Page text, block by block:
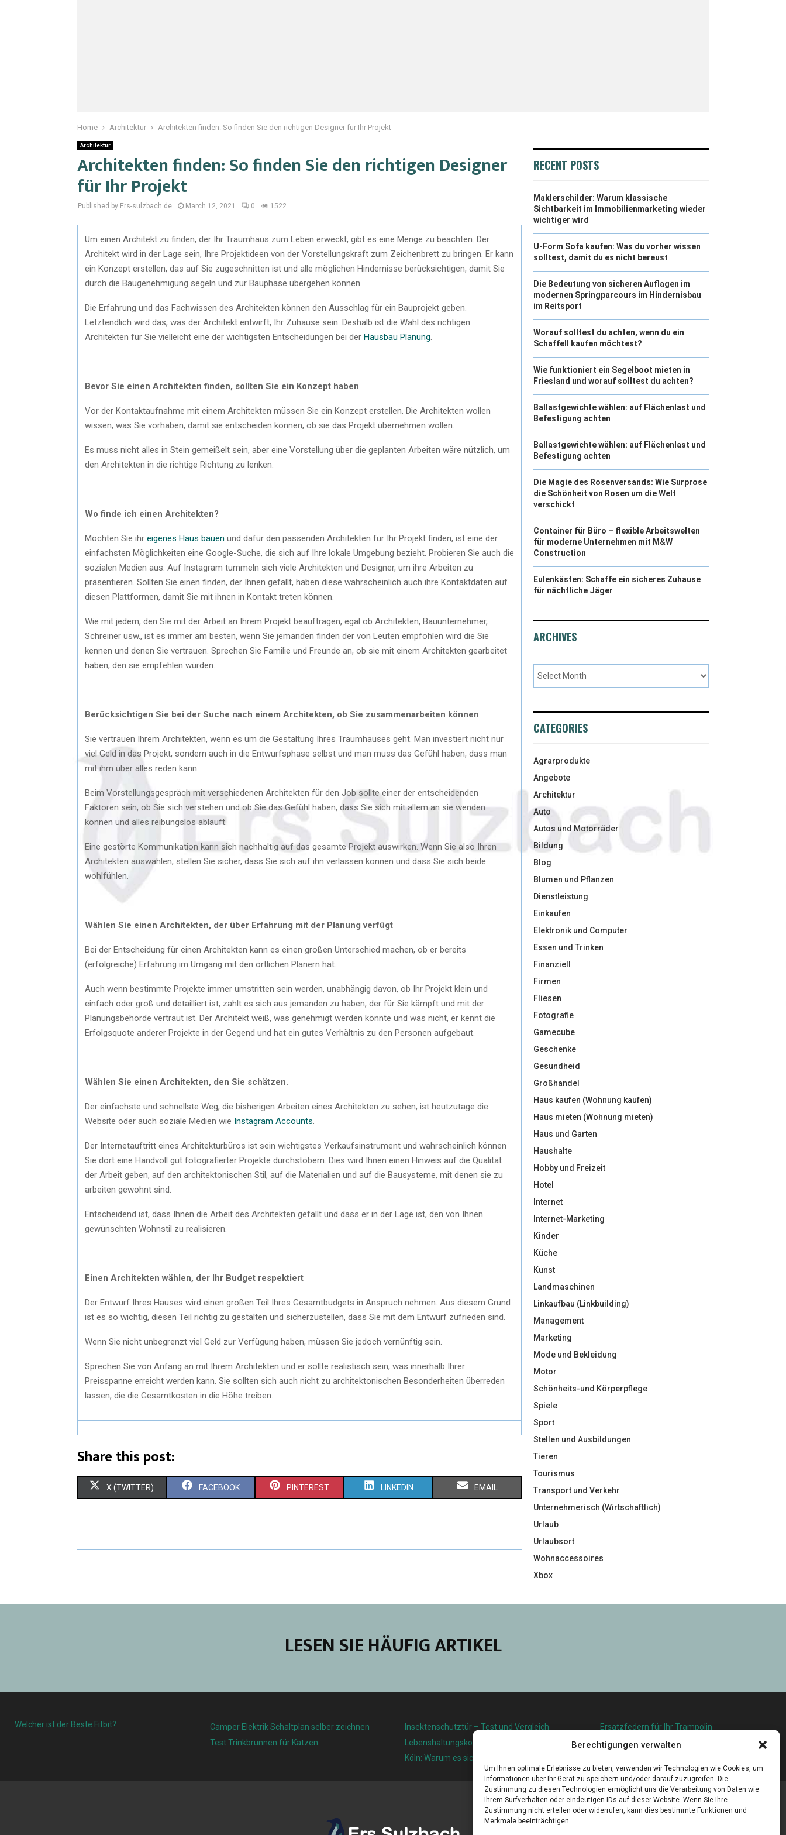
Berechtigungen verwalten
Um Ihnen optimale Erlebnisse zu bieten, verwenden wir Technologien wie Cookies, um
Informationen über Ihr Gerät zu speichern und/oder darauf zuzugreifen. Die
Zustimmung zu diesen Technologien ermöglicht uns die Verarbeitung von Daten wie
Ihrem Surfverhalten oder eindeutigen IDs auf dieser Website. Wenn Sie Ihre
Zustimmung nicht erteilen oder widerrufen, kann dies bestimmte Funktionen und
Merkmale beeinträchtigen.
Home Architektur Architekten finden: So finden Sie den richtigen Designer für Ihr Projekt
Architektur
Architekten finden: So finden Sie den richtigen Designer
für Ihr Projekt
Published by Ers-sulzbach.de March 12, 2021 0 1522
Um einen Architekt zu finden, der Ihr Traumhaus zum Leben erweckt, gibt es eine Menge zu beachten. Der
Architekt wird in der Lage sein, Ihre Projektideen von der Vorstellungskraft zum Zeichenbrett zu bringen. Er kann
ein Konzept erstellen, das auf Sie zugeschnitten ist und alle möglichen Hindernisse berücksichtigen, damit Sie
durch die Baugenehmigung segeln und zur Bauphase übergehen können.
Die Erfahrung und das Fachwissen des Architekten können den Ausschlag für ein Bauprojekt geben.
Letztendlich wird das, was der Architekt entwirft, Ihr Zuhause sein. Deshalb ist die Wahl des richtigen
Architekten für Sie vielleicht eine der wichtigsten Entscheidungen bei der Hausbau Planung
Bevor Sie einen Architekten finden, sollten Sie ein Konzept haben
Vor der Kontaktaufnahme mit einem Architekten müssen Sie ein Konzept erstellen. Die Architekten wollen
wissen, was Sie vorhaben, damit sie entscheiden können, ob sie das Projekt übernehmen wollen.
Es muss nicht alles in Stein gemeißelt sein, aber eine Vorstellung über die geplanten Arbeiten wäre nützlich, um
den Architekten in die richtige Richtung zu lenken:
Wo finde ich einen Architekten?
Möchten Sie ihr eigenes Haus bauen und dafür den passenden Architekten für Ihr Projekt finden, ist eine der
einfachsten Möglichkeiten eine Google-Suche, die sich auf Ihre lokale Umgebung bezieht. Probieren Sie auch die
sozialen Medien aus. Auf Instagram tummeln sich viele Architekten und Designer, um ihre Arbeiten zu
präsentieren. Sollten Sie einen finden, der Ihnen gefällt, haben diese wahrscheinlich auch ihre Kontaktdaten auf
diesen Plattformen, damit Sie mit ihnen in Kontakt treten können.
Wie mit jedem, den Sie mit der Arbeit an Ihrem Projekt beauftragen, egal ob Architekten, Bauunternehmer,
Schreiner usw., ist es immer am besten, wenn Sie jemanden finden der von Leuten empfohlen wird die Sie
kennen und denen Sie vertrauen. Sprechen Sie Familie und Freunde an, ob sie mit einem Architekten gearbeitet
haben, den sie empfehlen würden.
Berücksichtigen Sie bei der Suche nach einem Architekten, ob Sie zusammenarbeiten können
Sie vertrauen Ihrem Architekten, wenn es um die Gestaltung Ihres Traumhauses geht. Man investiert nicht nur
viel Geld in das Projekt, sondern auch in die Entwurfsphase selbst und man muss das Gefühl haben, dass man
mit ihm über alles reden kann.
Beim Vorstellungsgespräch mit verschiedenen Architekten für den Job sollte einer der entscheidenden
Faktoren sein, ob Sie sich verstehen und ob Sie das Gefühl haben, dass Sie sich mit allem an sie wenden
können und alles reibungslos abläuft.
Eine gestörte Kommunikation kann sich nachhaltig auf das gesamte Projekt auswirken. Wenn Sie also Ihren
Architekten auswählen, stellen Sie sicher, dass Sie sich auf ihn verlassen können und dass Sie sich beide
wohlfühlen.
Wählen Sie einen Architekten, der über Erfahrung mit der Planung verfügt
Bei der Entscheidung für einen Architekten kann es einen großen Unterschied machen, ob er bereits
(erfolgreiche) Erfahrung im Umgang mit den örtlichen Planern hat.
Auch wenn bestimmte Projekte immer umstritten sein werden, unabhängig davon, ob Ihr Projekt klein und
einfach oder groß und detailliert ist, zahlt es sich aus jemanden zu haben, der für Sie kämpft und mit der
Planungsbehörde vertraut ist. Der Architekt weiß, was genehmigt werden könnte und was nicht, er kennt die
Erfolgsquote anderer Projekte in der Gegend und hat ein gutes Verhältnis zu den Personen aufgebaut.
Wählen Sie einen Architekten, den Sie schätzen.
Der einfachste und schnellste Weg, die bisherigen Arbeiten eines Architekten zu sehen, ist heutzutage die
Website oder auch soziale Medien wie Instagram Accounts
Der Internetauftritt eines Architekturbüros ist sein wichtigstes Verkaufsinstrument und wahrscheinlich können
Sie dort eine Handvoll gut fotografierter Projekte durchstöbern. Dies wird Ihnen einen Hinweis auf die Qualität
der Arbeit geben, auf den architektonischen Stil, auf die Materialien und auf die Bausysteme, mit denen sie zu
arbeiten gewohnt sind.
Entscheidend ist, dass Ihnen die Arbeit des Architekten gefällt und dass er in der Lage ist, den von Ihnen
gewünschten Wohnstil zu realisieren.
Einen Architekten wählen, der Ihr Budget respektiert
Der Entwurf Ihres Hauses wird einen großen Teil Ihres Gesamtbudgets in Anspruch nehmen. Aus diesem Grund
ist es so wichtig, diesen Teil richtig zu gestalten und sicherzustellen, dass Sie mit dem Entwurf zufrieden sind.
Wenn Sie nicht unbegrenzt viel Geld zur Verfügung haben, müssen Sie jedoch vernünftig sein.
Sprechen Sie von Anfang an mit Ihrem Architekten und er sollte realistisch sein, was innerhalb Ihrer
Preisspanne erreicht werden kann. Sie sollten sich auch nicht zu architektonischen Besonderheiten überreden
lassen, die die Gesamtkosten in die Höhe treiben.
Share this post:
X (TWITTER) FACEBOOK PINTEREST LINKEDIN EMAIL
RECENT POSTS
Maklerschilder: Warum klassische
Sichtbarkeit im Immobilienmarketing wieder
wichtiger wird
U-Form Sofa kaufen: Was du vorher wissen
solltest, damit du es nicht bereust
Die Bedeutung von sicheren Auflagen im
modernen Springparcours im Hindernisbau
im Reitsport
Worauf solltest du achten, wenn du ein
Schaffell kaufen möchtest?
Wie funktioniert ein Segelboot mieten in
Friesland und worauf solltest du achten?
Ballastgewichte wählen: auf Flächenlast und
Befestigung achten
Ballastgewichte wählen: auf Flächenlast und
Befestigung achten
Die Magie des Rosenversands: Wie Surprose
die Schönheit von Rosen um die Welt
verschickt
Container für Büro – flexible Arbeitswelten
für moderne Unternehmen mit M&W
Construction
Eulenkästen: Schaffe ein sicheres Zuhause
für nächtliche Jäger
ARCHIVES
CATEGORIES
Agrarprodukte
Angebote
Architektur
Auto
Autos und Motorräder
Bildung
Blog
Blumen und Pflanzen
Dienstleistung
Einkaufen
Elektronik und Computer
Essen und Trinken
Finanziell
Firmen
Fliesen
Fotografie
Gamecube
Geschenke
Gesundheid
Großhandel
Haus kaufen (Wohnung kaufen)
Haus mieten (Wohnung mieten)
Haus und Garten
Haushalte
Hobby und Freizeit
Hotel
Internet
Internet-Marketing
Kinder
Küche
Kunst
Landmaschinen
Linkaufbau (Linkbuilding)
Management
Marketing
Mode und Bekleidung
Motor
Schönheits-und Körperpflege
Spiele
Sport
Stellen und Ausbildungen
Tieren
Tourismus
Transport und Verkehr
Unternehmerisch (Wirtschaftlich)
Urlaub
Urlaubsort
Wohnaccessoires
Xbox
LESEN SIE HÄUFIG ARTIKEL
Welcher ist der Beste Fitbit?
Camper Elektrik Schaltplan selber zeichnen
Test Trinkbrunnen für Katzen
Insektenschutztür – Test und Vergleich
Lebenshaltungskosten und Lebensqualität in
Köln: Warum es sich lohnt, hier zu leben
Ersatzfedern für Ihr Trampolin
Holländischer Stoffmarkt in Ihrer Nähe